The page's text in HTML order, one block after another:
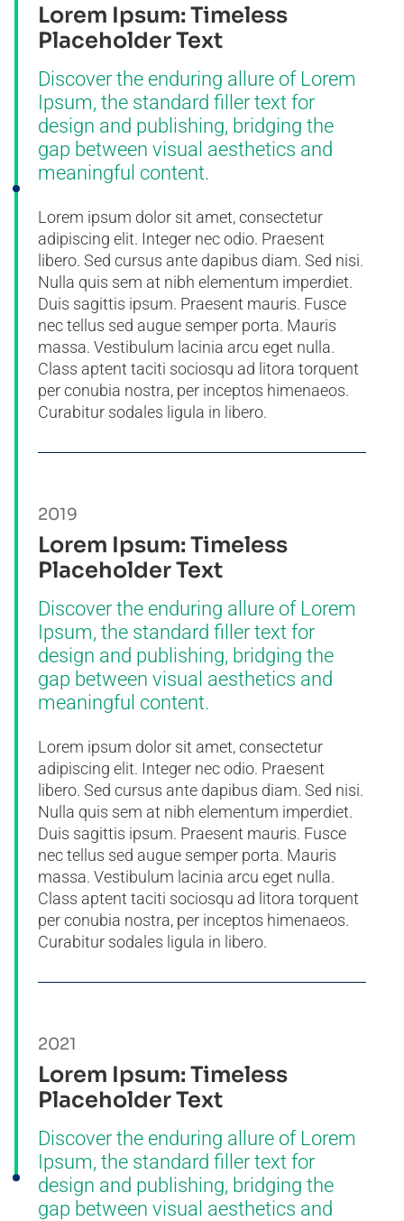
Lorem Ipsum: Timeless
Placeholder Text
Discover the enduring allure of Lorem
Ipsum, the standard filler text for
design and publishing, bridging the
gap between visual aesthetics and
meaningful content.
Lorem ipsum dolor sit amet, consectetur
adipiscing elit. Integer nec odio. Praesent
libero. Sed cursus ante dapibus diam. Sed nisi.
Nulla quis sem at nibh elementum imperdiet.
Duis sagittis ipsum. Praesent mauris. Fusce
nec tellus sed augue semper porta. Mauris
massa. Vestibulum lacinia arcu eget nulla.
Class aptent taciti sociosqu ad litora torquent
per conubia nostra, per inceptos himenaeos.
Curabitur sodales ligula in libero.
2019
Lorem Ipsum: Timeless
Placeholder Text
Discover the enduring allure of Lorem
Ipsum, the standard filler text for
design and publishing, bridging the
gap between visual aesthetics and
meaningful content.
Lorem ipsum dolor sit amet, consectetur
adipiscing elit. Integer nec odio. Praesent
libero. Sed cursus ante dapibus diam. Sed nisi.
Nulla quis sem at nibh elementum imperdiet.
Duis sagittis ipsum. Praesent mauris. Fusce
nec tellus sed augue semper porta. Mauris
massa. Vestibulum lacinia arcu eget nulla.
Class aptent taciti sociosqu ad litora torquent
per conubia nostra, per inceptos himenaeos.
Curabitur sodales ligula in libero.
2021
Lorem Ipsum: Timeless
Placeholder Text
Discover the enduring allure of Lorem
Ipsum, the standard filler text for
design and publishing, bridging the
gap between visual aesthetics and